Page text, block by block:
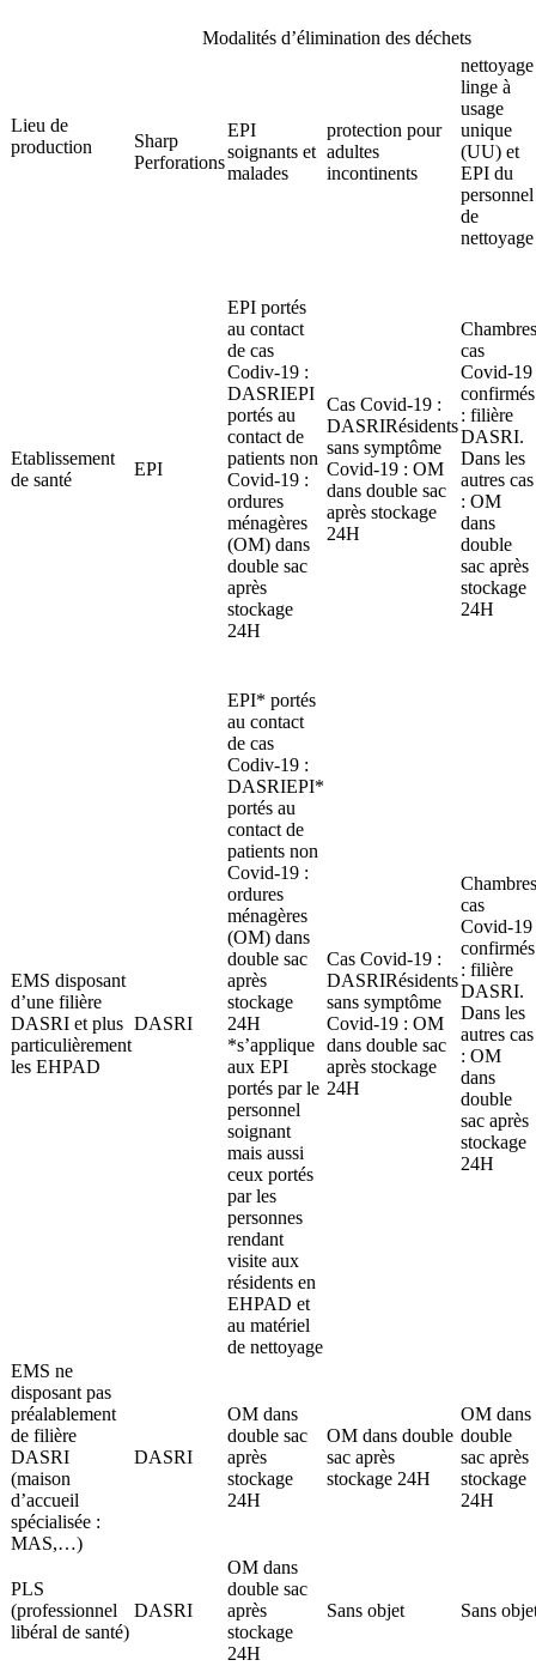
Lieu de
production
Modalités d’élimination des déchets
Sharp
Perforations
EPI
soignants et
malades
protection pour
adultes
incontinents
nettoyage
linge à
usage
unique
(UU) et
EPI du
personnel
de
nettoyage
Etablissement
de santé
EPI
EPI portés
au contact
de cas
Codiv-19 :
DASRIEPI
portés au
contact de
patients non
Covid-19 :
ordures
ménagères
(OM) dans
double sac
après
stockage
24H
Cas Covid-19 :
DASRIRésidents
sans symptôme
Covid-19 : OM
dans double sac
après stockage
24H
Chambres
cas
Covid-19
confirmés
: filière
DASRI.
Dans les
autres cas
: OM
dans
double
sac après
stockage
24H
EMS disposant
d’une filière
DASRI et plus
particulièrement
les EHPAD
DASRI
EPI* portés
au contact
de cas
Codiv-19 :
DASRIEPI*
portés au
contact de
patients non
Covid-19 :
ordures
ménagères
(OM) dans
double sac
après
stockage
24H
*s’applique
aux EPI
portés par le
personnel
soignant
mais aussi
ceux portés
par les
personnes
rendant
visite aux
résidents en
EHPAD et
au matériel
de nettoyage
Cas Covid-19 :
DASRIRésidents
sans symptôme
Covid-19 : OM
dans double sac
après stockage
24H
Chambres
cas
Covid-19
confirmés
: filière
DASRI.
Dans les
autres cas
: OM
dans
double
sac après
stockage
24H
EMS ne
disposant pas
préalablement
de filière
DASRI
(maison
d’accueil
spécialisée :
MAS,…)
DASRI
OM dans
double sac
après
stockage
24H
OM dans double
sac après
stockage 24H
OM dans
double
sac après
stockage
24H
PLS
(professionnel
libéral de santé)
DASRI
OM dans
double sac
après
stockage
24H
Sans objet Sans